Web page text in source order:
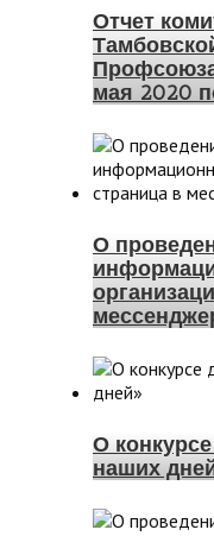
Отчет
мая 2020
О
О
наших